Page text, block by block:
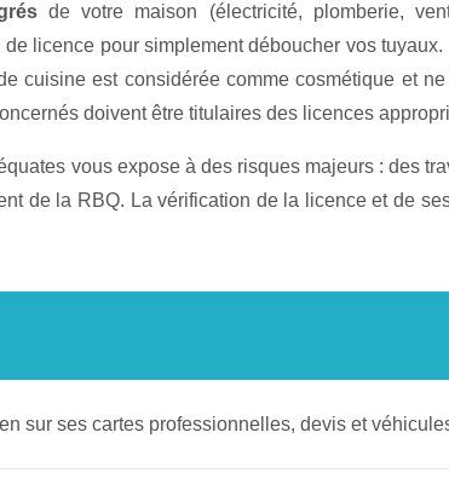
de votre maison (électricité, plomberie,
licence pour simplement déboucher vos
cuisine est considérée comme cosmétique et
doivent être titulaires des licences
vous expose à des risques majeurs : des
de la RBQ. La vérification de la licence et de
sur ses cartes professionnelles, devis et